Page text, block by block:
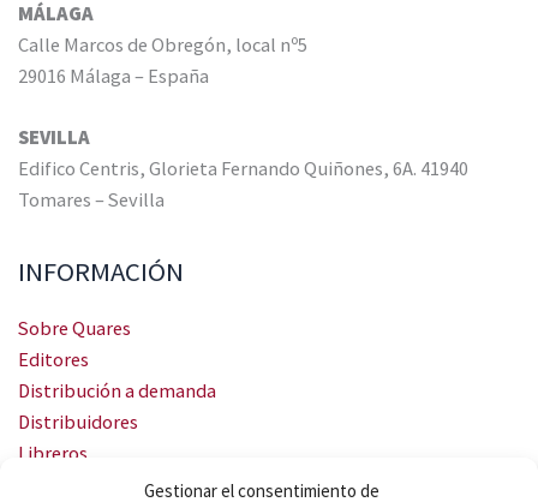
Gestionar el consentimiento de
MÁLAGA
Calle Marcos de Obregón, local nº5
29016 Málaga – España
SEVILLA
Edifico Centris, Glorieta Fernando Quiñones, 6A. 41940
Tomares – Sevilla
INFORMACIÓN
Sobre Quares
Editores
Distribución a demanda
Distribuidores
Libreros
Servicio Landingweb